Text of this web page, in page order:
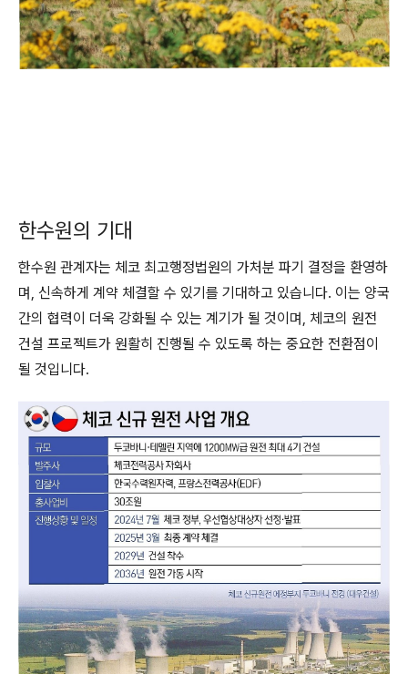
한수원의 기대
한수원 관계자는 체코 최고행정법원의 가처분 파기 결정을 환영하
며, 신속하게 계약 체결할 수 있기를 기대하고 있습니다. 이는 양국
간의 협력이 더욱 강화될 수 있는 계기가 될 것이며, 체코의 원전
건설 프로젝트가 원활히 진행될 수 있도록 하는 중요한 전환점이
될 것입니다.